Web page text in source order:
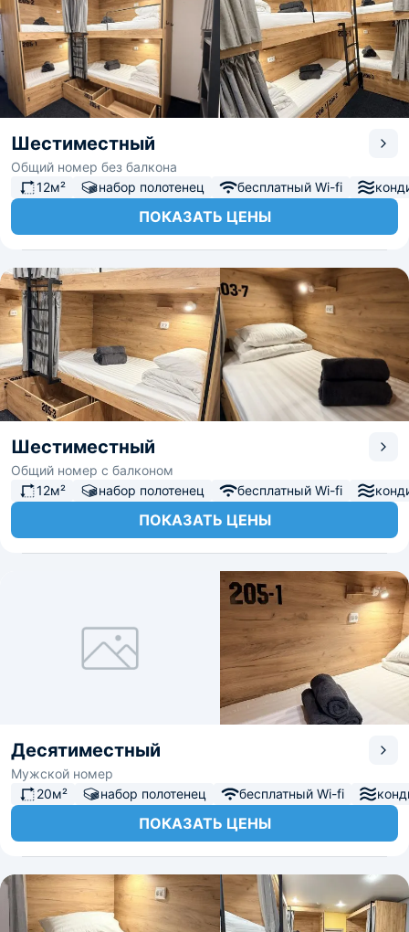
Шестиместный
Общий номер без балкона
12м²
набор полотенец бесплатный Wi-fi
ПОКАЗАТЬ ЦЕНЫ
Шестиместный
Общий номер с балконом
12м²
набор полотенец бесплатный Wi-fi
ПОКАЗАТЬ ЦЕНЫ
Десятиместный
Мужской номер
20м²
набор полотенец бесплатный Wi-fi
ПОКАЗАТЬ ЦЕНЫ